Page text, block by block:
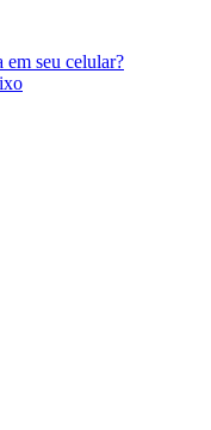
em seu celular?